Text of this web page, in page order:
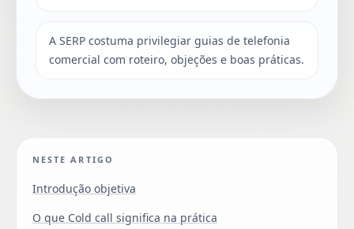
A SERP costuma privilegiar guias de telefonia
comercial com roteiro, objeções e boas práticas.
NESTE ARTIGO
Introdução objetiva
O que Cold call significa na prática